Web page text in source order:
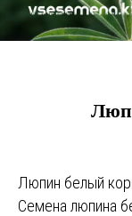
Люпин белый
Семена люпина